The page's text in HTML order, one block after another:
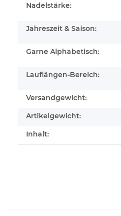
Nadelstärke:
Jahreszeit & Saison:
Garne Alphabetisch:
Lauflängen-Bereich:
Versandgewicht:
Artikelgewicht:
Inhalt: